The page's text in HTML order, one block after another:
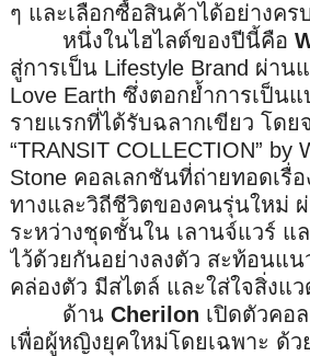
ๆ และเลือกซื้อสินค้าได้อย่างคร
หนึ่งในไฮไลต์ของปีนี้คือ
สู่การเป็น Lifestyle Brand ผ่าน
Love Earth ซึ่งตอกย้ำการเป็น
รายแรกที่ได้รับฉลากเขียว โดย
“TRANSIT COLLECTION” by
Stone คอลเลกชันที่ถ่ายทอดเรื่อ
ทางและวิถีชีวิตของคนรุ่นใหม่
ระหว่างชุดชั้นใน เลานจ์แวร์ แ
ไว้ด้วยกันอย่างลงตัว สะท้อนแ
คล่องตัว มีสไตล์ และใส่ใจสิ่งแ
ด้าน Cherilon เปิดตัวคอ
เพื่อผู้หญิงยุคใหม่โดยเฉพาะ ด้